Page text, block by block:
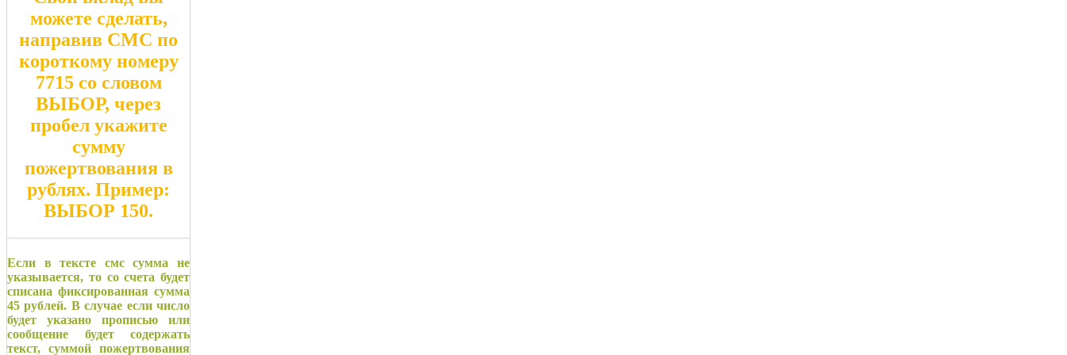
можете сделать,
направив СМС по
короткому номеру
7715 со словом
ВЫБОР, через
пробел укажите
сумму
пожертвования в
рублях. Пример:
ВЫБОР 150.
Если в тексте смс сумма не
указывается, то со счета будет
списана фиксированная сумма
45 рублей. В случае если число
будет указано прописью или
сообщение будет содержать
текст, суммой пожертвования